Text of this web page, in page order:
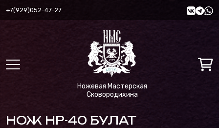
+7(929)052-47-27
Ножевая Мастерская
Сковородихина
НОЖ НР-40 БУЛАТ